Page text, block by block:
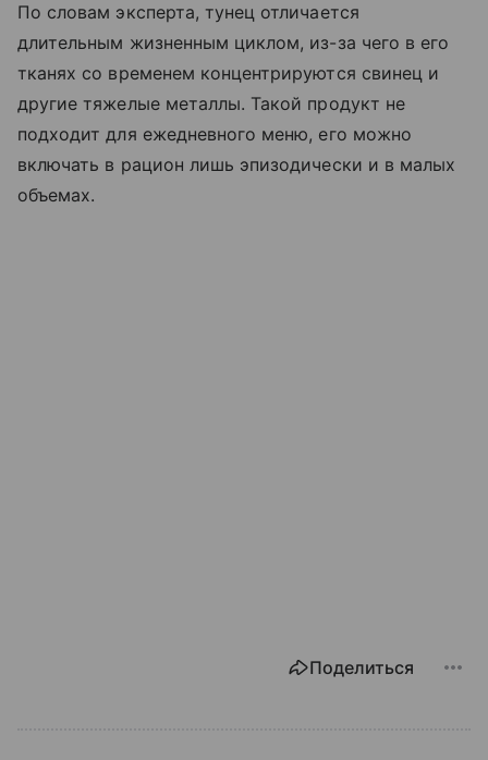
По словам эксперта, тунец отличается
длительным жизненным циклом, из-за чего в его
тканях со временем концентрируются свинец и
другие тяжелые металлы. Такой продукт не
подходит для ежедневного меню, его можно
включать в рацион лишь эпизодически и в малых
объемах.
Поделиться